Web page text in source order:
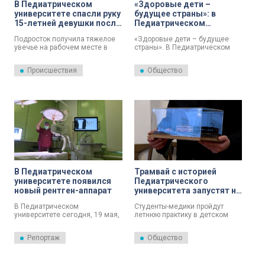
В Педиатрическом
университете спасли руку
15-летней девушки после
травмы
Подросток получила тяжелое
увечье на рабочем месте в
Ленинградской области. Кисть
несовершеннолетней
произошла травматическая
ампутация.
Происшествия
«Здоровые дети –
будущее страны»: в
Педиатрическом
X Национальный
конгресс
«Здоровые дети – будущее
страны». В Педиатрическом
Национальный конгресс,
который объединил
Общество
В Педиатрическом
университете появился
новый рентген-аппарат
В Педиатрическом
университете сегодня, 19 мая,
рентгеновский аппарат —
подарок благотворительного
Репортаж
Трамвай с историей
Педиатрического
университета запустят на
Студенты-медики пройдут
летнюю практику в детском
Петербургский педиатрический
медицинский университет и
Общество